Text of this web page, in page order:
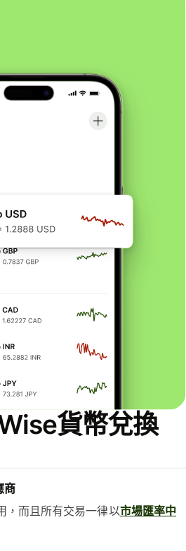
貨幣兌換
商
，而且所有交易一律以市場匯率中